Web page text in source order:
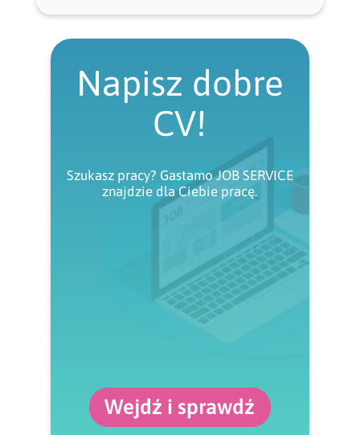
Napisz dobre
CV!
Szukasz pracy? Gastamo JOB SERVICE
znajdzie dla Ciebie pracę.
Wejdź i sprawdź